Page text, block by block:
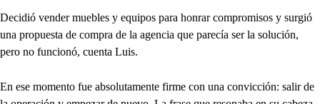
Decidió vender muebles y equipos para honrar compromisos y surgió
una propuesta de compra de la agencia que parecía ser la solución,
pero no funcionó, cuenta Luis.
En ese momento fue absolutamente firme con una convicción: salir de